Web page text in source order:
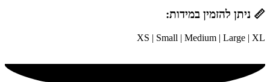
📏 ניתן להזמין במידות:
XS | Small | Medium | Large | XL